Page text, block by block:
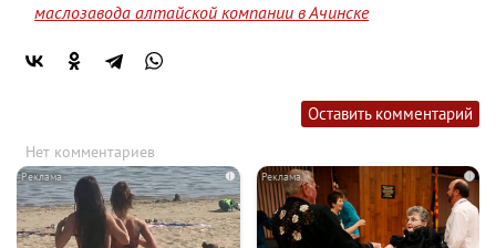
маслозавода алтайской компании в Ачинске
Оставить комментарий
Нет комментариев
i i